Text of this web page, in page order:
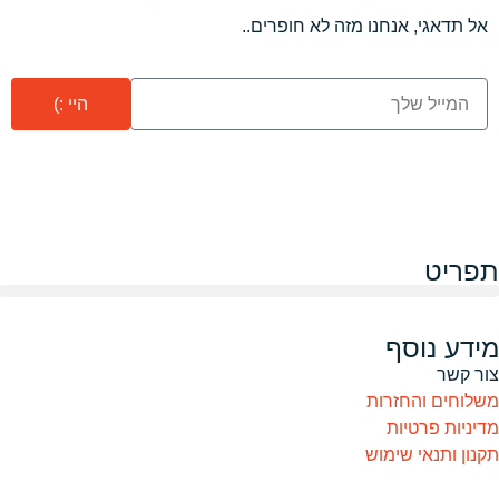
אל תדאגי, אנחנו מזה לא חופרים..
היי :)
תפריט
מידע נוסף
צור קשר
משלוחים והחזרות
מדיניות פרטיות
תקנון ותנאי שימוש